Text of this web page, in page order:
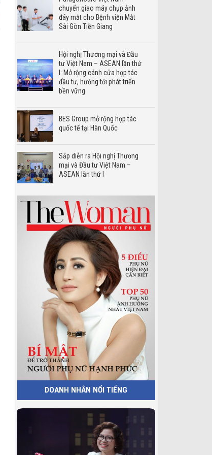
chuyển giao máy chụp ảnh
đáy mắt cho Bệnh viện Mắt
Sài Gòn Tiền Giang
Hội nghị Thương mại và Đầu
tư Việt Nam – ASEAN lần thứ
I: Mở rộng cánh cửa hợp tác
đầu tư, hướng tới phát triển
bền vững
BES Group mở rộng hợp tác
quốc tế tại Hàn Quốc
Sắp diễn ra Hội nghị Thương
mại và Đầu tư Việt Nam –
ASEAN lần thứ I
DOANH NHÂN NỔI TIẾNG